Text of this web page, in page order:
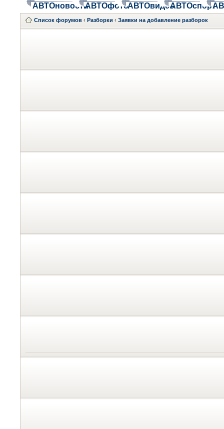
АВТОновостиАВТОфотоАВТОвидеоАВТОспорт
Список форумов ‹ Разборки ‹ Заявки на добавление разборок